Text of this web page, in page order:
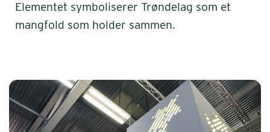
Elementet symboliserer Trøndelag som et
mangfold som holder sammen.